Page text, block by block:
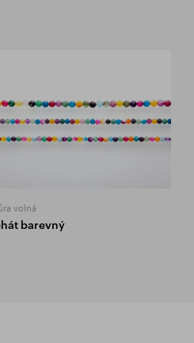
volná
barevný